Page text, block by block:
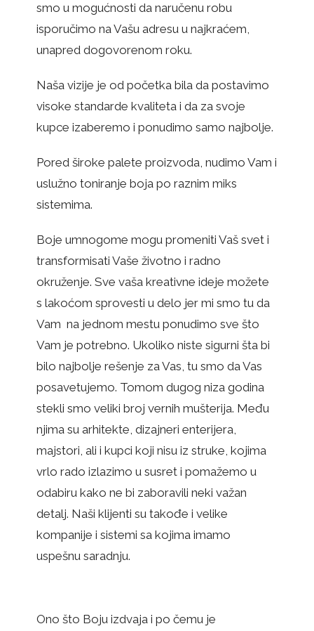
smo u mogućnosti da naručenu robu
isporučimo na Vašu adresu u najkraćem,
unapred dogovorenom roku.
Naša vizije je od početka bila da postavimo
visoke standarde kvaliteta i da za svoje
kupce izaberemo i ponudimo samo najbolje.
Pored široke palete proizvoda, nudimo Vam i
uslužno toniranje boja po raznim miks
sistemima.
Boje umnogome mogu promeniti Vaš svet i
transformisati Vaše životno i radno
okruženje. Sve vaša kreativne ideje možete
s lakoćom sprovesti u delo jer mi smo tu da
Vam na jednom mestu ponudimo sve što
Vam je potrebno. Ukoliko niste sigurni šta bi
bilo najbolje rešenje za Vas, tu smo da Vas
posavetujemo. Tomom dugog niza godina
stekli smo veliki broj vernih mušterija. Među
njima su arhitekte, dizajneri enterijera,
majstori, ali i kupci koji nisu iz struke, kojima
vrlo rado izlazimo u susret i pomažemo u
odabiru kako ne bi zaboravili neki važan
detalj. Naši klijenti su takođe i velike
kompanije i sistemi sa kojima imamo
uspešnu saradnju.
Ono što Boju izdvaja i po čemu je